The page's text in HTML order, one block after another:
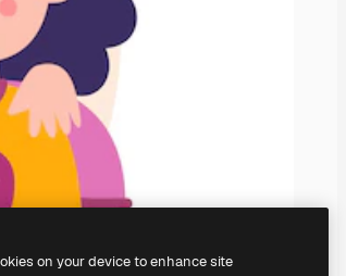
on your device to enhance site